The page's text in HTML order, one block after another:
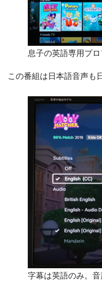
息子の英語専用プ
この番組は日本語音声も
字幕は英語のみ。